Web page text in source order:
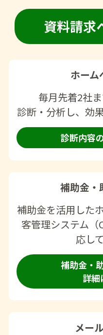
資料請求
ホーム
毎月先着2社
診断・分析し、効
診断内容
補助金・
補助金を活用した
客管理システム（
応し
補助金・
詳細
メー